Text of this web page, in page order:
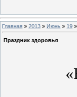
Главная » 2013 » Июнь » 19
Праздник здоровья